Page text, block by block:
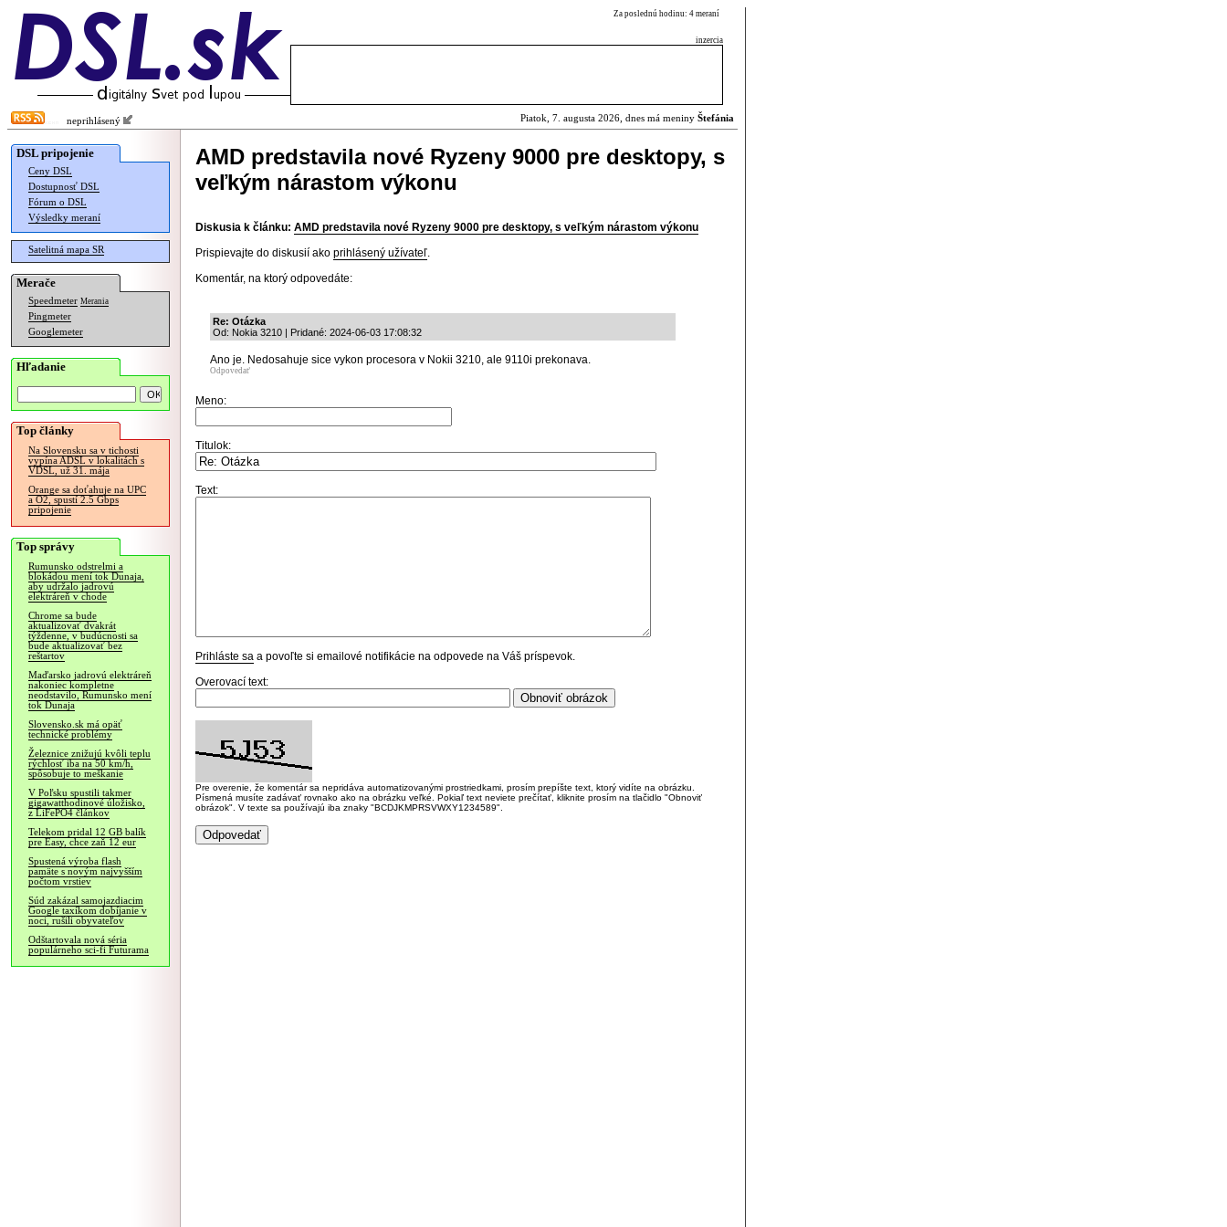
Za poslednú hodinu: 4 meraní
inzercia
neprihlásený Piatok, 7. augusta 2026, dnes má meniny Štefánia
DSL pripojenie
Ceny DSL
Dostupnosť DSL
Fórum o DSL
Výsledky meraní
Satelitná mapa SR
Merače
Speedmeter Merania
Pingmeter
Googlemeter
Hľadanie
Top články
Na Slovensku sa v tichosti
vypína ADSL v lokalitách s
VDSL, už 31. mája
Orange sa doťahuje na UPC
a O2, spustí 2.5 Gbps
pripojenie
Top správy
Rumunsko odstrelmi a
blokádou mení tok Dunaja,
aby udržalo jadrovú
elektráreň v chode
Chrome sa bude
aktualizovať dvakrát
týždenne, v budúcnosti sa
bude aktualizovať bez
reštartov
Maďarsko jadrovú elektráreň
nakoniec kompletne
neodstavilo, Rumunsko mení
tok Dunaja
Slovensko.sk má opäť
technické problémy
Železnice znižujú kvôli teplu
rýchlosť iba na 50 km/h,
spôsobuje to meškanie
V Poľsku spustili takmer
gigawatthodinové úložisko,
z LiFePO4 článkov
Telekom pridal 12 GB balík
pre Easy, chce zaň 12 eur
Spustená výroba flash
pamäte s novým najvyšším
počtom vrstiev
Súd zakázal samojazdiacim
Google taxíkom dobíjanie v
noci, rušili obyvateľov
Odštartovala nová séria
populárneho sci-fi Futurama
AMD predstavila nové Ryzeny 9000 pre desktopy, s
veľkým nárastom výkonu
Diskusia k článku: AMD predstavila nové Ryzeny 9000 pre desktopy, s veľkým nárastom výkonu
Prispievajte do diskusií ako prihlásený užívateľ.
Komentár, na ktorý odpovedáte:
Re: Otázka
Od: Nokia 3210 | Pridané: 2024-06-03 17:08:32
Ano je. Nedosahuje sice vykon procesora v Nokii 3210, ale 9110i prekonava.
Odpovedať
Meno:
Titulok:
Text:
Prihláste sa a povoľte si emailové notifikácie na odpovede na Váš príspevok.
Overovací text:
Pre overenie, že komentár sa nepridáva automatizovanými prostriedkami, prosím prepíšte text, ktorý vidíte na obrázku.
Písmená musíte zadávať rovnako ako na obrázku veľké. Pokiaľ text neviete prečítať, kliknite prosím na tlačidlo "Obnoviť
obrázok". V texte sa používajú iba znaky "BCDJKMPRSVWXY1234589".